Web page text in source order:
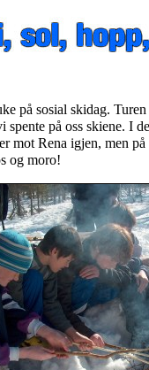
på sosial skidag.
spente på oss skiene. I
mot Rena igjen, men
og moro!